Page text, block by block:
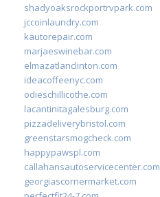
shadyoaksrockportrvpark.com
jccoinlaundry.com
kautorepair.com
marjaeswinebar.com
elmazatlanclinton.com
ideacoffeenyc.com
odieschillicothe.com
lacantinitagalesburg.com
pizzadeliverybristol.com
greenstarsmogcheck.com
happypawspl.com
callahansautoservicecenter.com
georgiascornermarket.com